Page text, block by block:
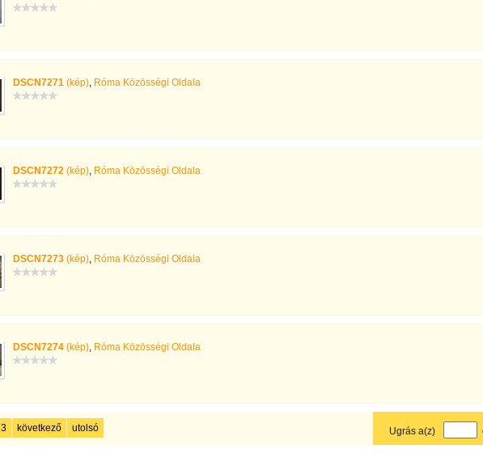
DSCN7271 (kép), Róma Közösségi Oldala
DSCN7272 (kép), Róma Közösségi Oldala
DSCN7273 (kép), Róma Közösségi Oldala
DSCN7274 (kép), Róma Közösségi Oldala
Ugrás a(z)
3 következő utolsó